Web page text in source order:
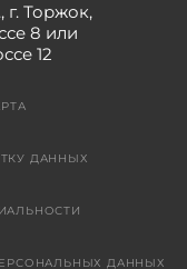
г. Торжок,
8 или
12
ДАННЫХ
ДАННЫХ